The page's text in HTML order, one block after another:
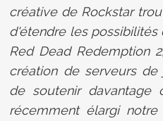
créative de Rockstar
d'étendre les possibilités
Red Dead Redemption
création de serveurs
de soutenir davantage
récemment élargi